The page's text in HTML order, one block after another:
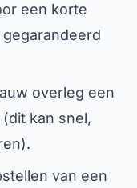
een korte
overleg een
kan snel,
van een